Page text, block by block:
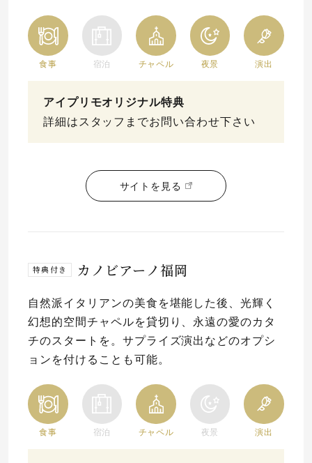
食事 宿泊 チャペル 夜景 演出
アイプリモオリジナル特典
詳細はスタッフまでお問い合わせ下さい
サイトを見る
特典付き カノビアーノ福岡
自然派イタリアンの美食を堪能した後、光輝く
幻想的空間チャペルを貸切り、永遠の愛のカタ
チのスタートを。サプライズ演出などのオプシ
ョンを付けることも可能。
食事 宿泊 チャペル 夜景 演出